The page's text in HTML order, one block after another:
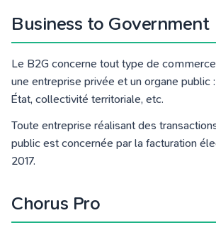
Business to Government
Le B2G concerne tout type de
une entreprise privée et un organe public
État, collectivité territoriale, etc.
Toute entreprise réalisant des
public est concernée par la facturation
2017.
Chorus Pro